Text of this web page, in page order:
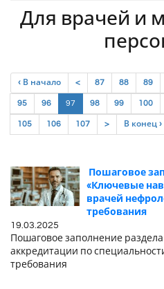
Для врачей и
‹ В начало < 87 88 89
95 96 97 (current)
98 99 100
105 106 107 > В конец ›
Пошаговое
«Ключевые
врачей
требования
19.03.2025
Пошаговое заполнение
аккредитации по
требования